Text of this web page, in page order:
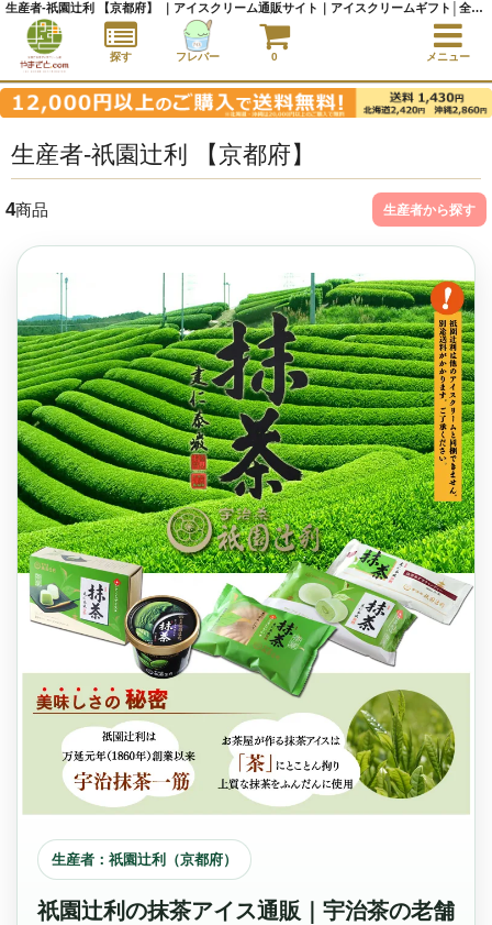
生産者-祇園辻利 【京都府】
4商品 生産者から探す
生産者：祇園辻利（京都府）
祇園辻利の抹茶アイス通販｜宇治茶の老舗
生産者-祇園辻利 【京都府】 ｜アイスクリーム通販サイト｜アイスクリームギフト│全国にご当地アイスをお届け - やまざと.com
探す フレバー 0 メニュー